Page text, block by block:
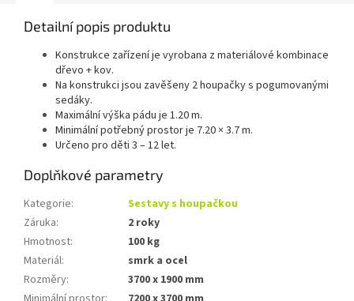
Detailní popis produktu
Konstrukce zařízení je vyrobana z materiálové kombinace
dřevo + kov.
Na konstrukci jsou zavěšeny 2 houpačky s pogumovanými
sedáky.
Maximální výška pádu je 1.20 m.
Minimální potřebný prostor je 7.20 × 3.7 m.
Určeno pro děti 3 – 12 let.
Doplňkové parametry
Kategorie:
Sestavy s houpačkou
Záruka:
2 roky
Hmotnost:
100 kg
Materiál:
smrk a ocel
Rozměry:
3700 x 1900 mm